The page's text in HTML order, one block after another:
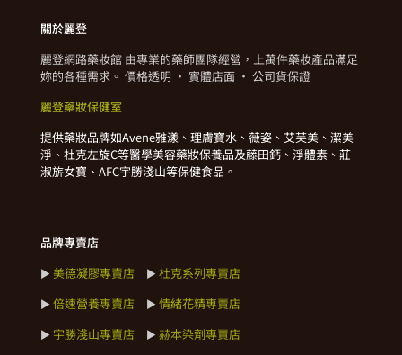
關於麗登
麗登網路藥妝館 由專業的藥師團隊經營，上萬件藥妝產品滿足
妳的各種需求。 價格透明 · 實體店面 · 公司貨保證
麗登藥妝保健室
提供藥妝品牌如Avene雅漾、理膚寶水、薇姿、艾芙美、潔美
淨、杜克左旋C等醫學美容藥妝保養品及藤田鈣、淨體素、莊
淑旂女寶、AFC宇勝淺山等保健食品。
品牌專賣店
► 美德凝膠專賣店 ► 杜克系列專賣店
► 倍速營養專賣店 ► 情緒花精專賣店
► 宇勝淺山專賣店 ► 赫本染劑專賣店